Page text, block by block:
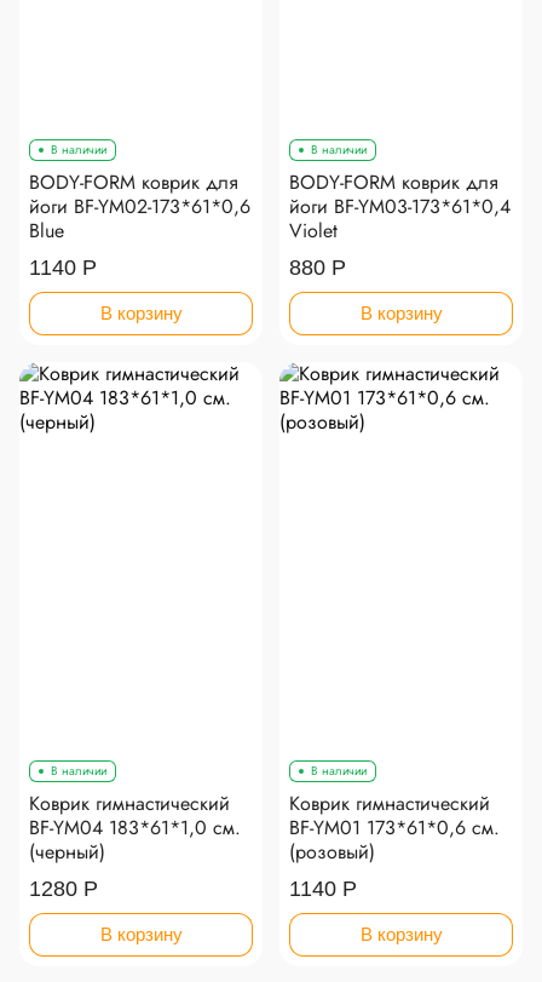
В наличии
BODY-FORM коврик для
йоги BF-YM02-173*61*0,6
Blue
1140 Р
В корзину
В наличии
BODY-FORM коврик для
йоги BF-YM03-173*61*0,4
Violet
880 Р
В корзину
В наличии
Коврик гимнастический
BF-YM04 183*61*1,0 см.
(черный)
1280 Р
В корзину
В наличии
Коврик гимнастический
BF-YМ01 173*61*0,6 см.
(розовый)
1140 Р
В корзину